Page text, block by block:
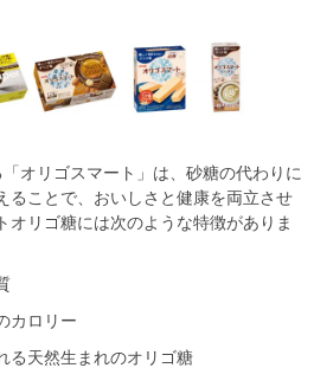
オリゴスマート」は、砂糖の代わりに
ることで、おいしさと健康を両立させ
オリゴ糖には次のような特徴がありま
カロリー
天然生まれのオリゴ糖